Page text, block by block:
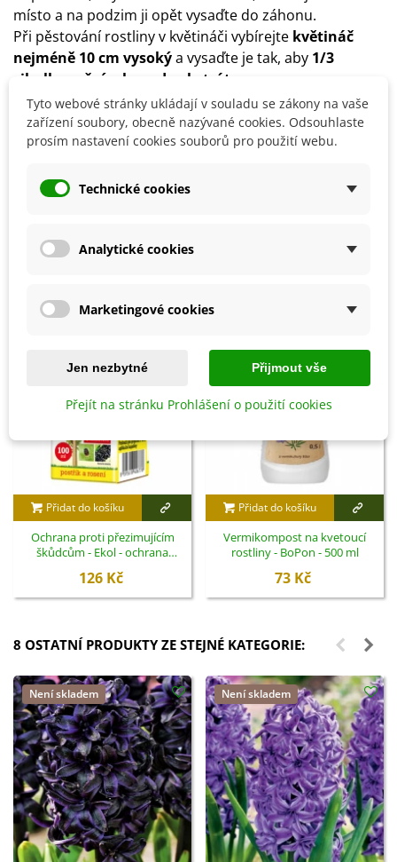
místo a na podzim ji opět vysaďte do záhonu.
Při pěstování rostliny v květináči vybírejte květináč
nejméně 10 cm vysokýa vysaďte je tak, aby 1/3
cibulky vyčnívala nad substrát
Cibule je možné před výsadbourychlit– uložte je do
papírového sáčku do lednice a ponechte je tam po
dobu 1 měsíce.
SOUVISEJÍCÍ PRODUKTY
Přidat do košíku
Ochrana proti přezimujícím
škůdcům - Ekol - ochrana
126 Kč
Přidat do košíku
Vermikompost na kvetoucí
rostliny - BoPon - 500 ml
73 Kč
8 OSTATNÍ PRODUKTY ZE STEJNÉ KATEGORIE:
Není skladem Není skladem
Tyto webové stránky ukládají v souladu se zákony na vaše
zařízení soubory, obecně nazývané cookies. Odsouhlaste
prosím nastavení cookies souborů pro použití webu.
Technické cookies
Analytické cookies
Marketingové cookies
Jen nezbytné Přijmout vše
Přejít na stránku Prohlášení o použití cookies